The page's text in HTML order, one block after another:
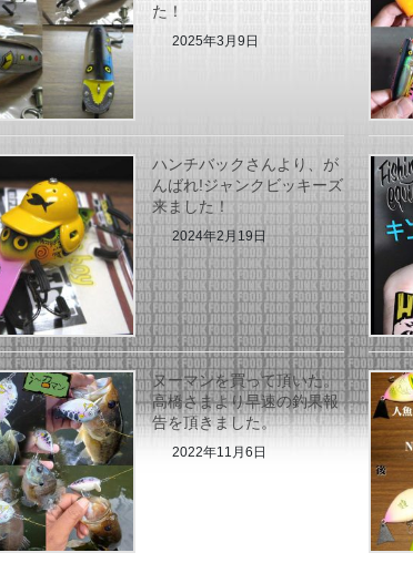
た！
2025年3月9日
ハンチバックさんより、が
んばれ!ジャンクビッキーズ
来ました！
2024年2月19日
ヌーマンを買って頂いた。
高橋さまより早速の釣果報
告を頂きました。
2022年11月6日